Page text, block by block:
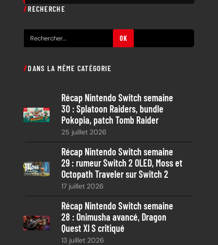
RECHERCHE
e
h
c
h
OK
DANS LA MÊME CATÉGORIE
Récap Nintendo Switch semaine
30 : Splatoon Raiders, bundle
Pokopia, patch Tomb Raider
25 juillet 2026
Récap Nintendo Switch semaine
29 : rumeur Switch 2 OLED, Moss et
Octopath Traveler sur Switch 2
17 juillet 2026
Récap Nintendo Switch semaine
28 : Onimusha avancé, Dragon
Quest XI S critiqué
13 juillet 2026